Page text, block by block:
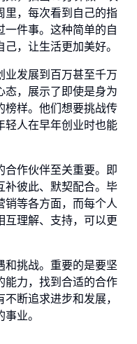
里，每次看到自己的指
一件事。这种简单的自
，让生活更加美好。
业发展到百万甚至千万
态，展示了即使是身为
榜样。他们想要挑战传
轻人在早年创业时也能
合作伙伴至关重要。即
补彼此、默契配合。毕
销等各方面，而每个人
互理解、支持，可以更
和挑战。重要的是要坚
能力，找到合适的合作
断追求进步和发展，
业。